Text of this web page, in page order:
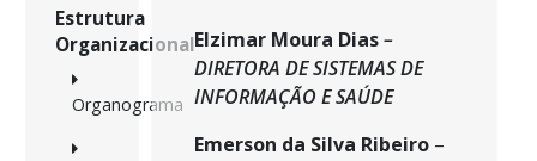
Estrutura
Organizacional
Organograma
Elzimar Moura Dias–
DIRETORA DE SISTEMAS DE
INFORMAÇÃO E SAÚDE
Emerson da Silva Ribeiro–